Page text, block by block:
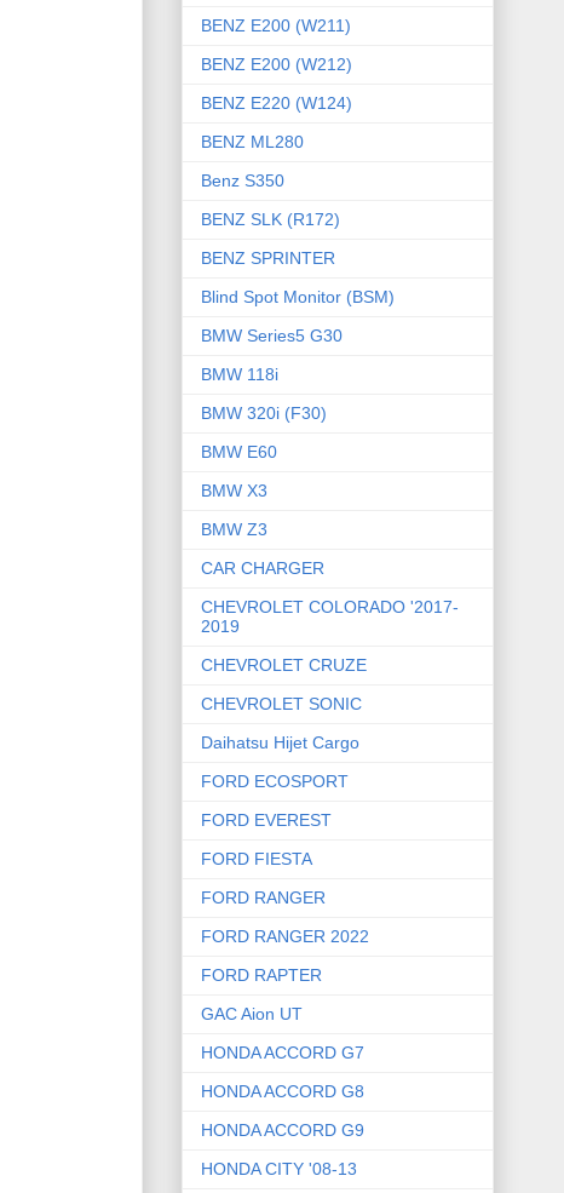
BENZ E200 (W211)
BENZ E200 (W212)
BENZ E220 (W124)
BENZ ML280
Benz S350
BENZ SLK (R172)
BENZ SPRINTER
Blind Spot Monitor (BSM)
BMW Series5 G30
BMW 118i
BMW 320i (F30)
BMW E60
BMW X3
BMW Z3
CAR CHARGER
CHEVROLET COLORADO '2017-
2019
CHEVROLET CRUZE
CHEVROLET SONIC
Daihatsu Hijet Cargo
FORD ECOSPORT
FORD EVEREST
FORD FIESTA
FORD RANGER
FORD RANGER 2022
FORD RAPTER
GAC Aion UT
HONDA ACCORD G7
HONDA ACCORD G8
HONDA ACCORD G9
HONDA CITY '08-13